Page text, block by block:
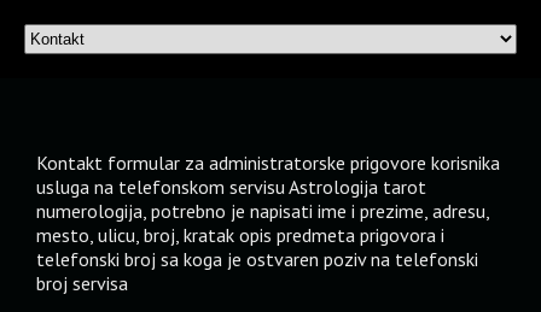
Kontakt formular za administratorske prigovore korisnika
usluga na telefonskom servisu Astrologija tarot
numerologija, potrebno je napisati ime i prezime, adresu,
mesto, ulicu, broj, kratak opis predmeta prigovora i
telefonski broj sa koga je ostvaren poziv na telefonski
broj servisa